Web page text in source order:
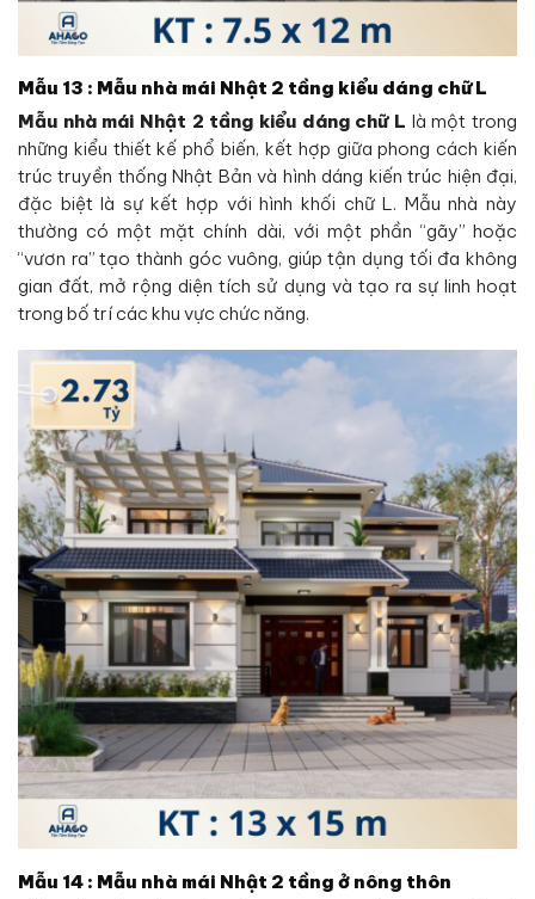
Mẫu 13 : Mẫu nhà mái Nhật 2 tầng kiểu dáng chữ L
Mẫu nhà mái Nhật 2 tầng kiểu dáng chữ L là một trong
những kiểu thiết kế phổ biến, kết hợp giữa phong cách kiến
trúc truyền thống Nhật Bản và hình dáng kiến trúc hiện đại,
đặc biệt là sự kết hợp với hình khối chữ L. Mẫu nhà này
thường có một mặt chính dài, với một phần “gãy” hoặc
“vươn ra” tạo thành góc vuông, giúp tận dụng tối đa không
gian đất, mở rộng diện tích sử dụng và tạo ra sự linh hoạt
trong bố trí các khu vực chức năng.
Mẫu 14 : Mẫu nhà mái Nhật 2 tầng ở nông thôn